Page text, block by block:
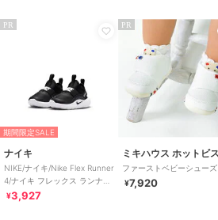
PR
期間限定SALE
ナイキ
NIKE/ナイキ/Nike Flex Runner
4/ナイキ フレックス ランナー
4¥3,927
PR
ファーストベビーシューズ
¥7,920